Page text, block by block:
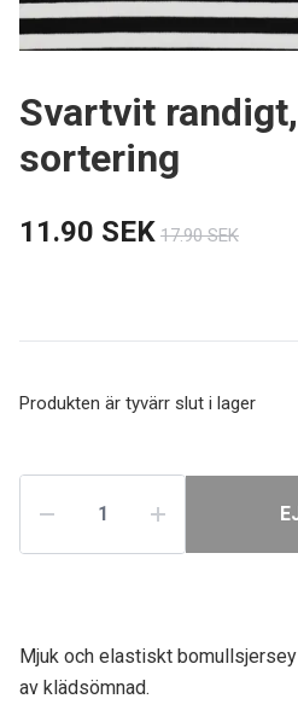
Svartvit
sortering
11.90 SEK 17.90 SEK
Produkten är tyvärr slut i lager
Mjuk och elastiskt
av klädsömnad.